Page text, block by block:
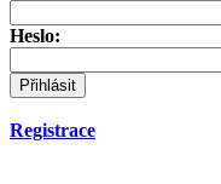
Heslo:
Registrace